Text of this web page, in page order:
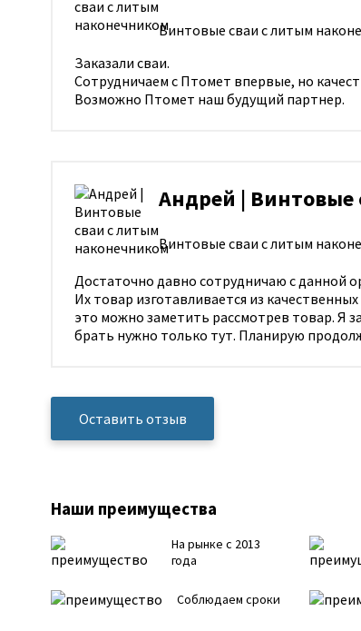
Винтовые сваи с литым
Заказали сваи.
Сотрудничаем с Птомет впервые, но
Возможно Птомет наш будущий партнер.
Андрей | Винтовые
Винтовые сваи с литым
Достаточно давно сотрудничаю с данной
Их товар изготавливается из
это можно заметить рассмотрев товар. Я
брать нужно только тут. Планирую
Оставить отзыв
Наши преимущества
На рынке с 2013
года
Соблюдаем сроки